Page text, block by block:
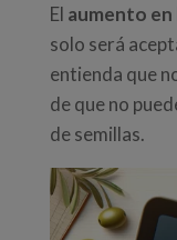
El aumento en
solo será
entienda que
de que no
de semillas.